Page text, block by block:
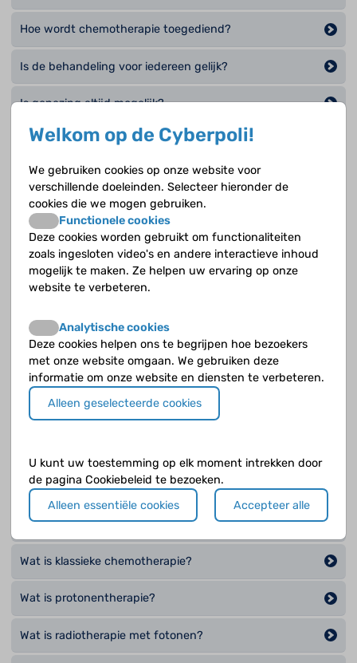
Hoe wordt chemotherapie toegediend?
Is de behandeling voor iedereen gelijk?
Is genezing altijd mogelijk?
Waar worden kinderen met een hersentumor
Waarom is het verlagen van de druk in de hersenen
soms nodig bij een hersentumor?
Wanneer en bij wie kan bestraling nodig zijn?
Wat betekent chemotherapie in de praktijk?
Wat is een kuurschema?
Wat is een neurochirurg?
Wat is gerichte therapie?
Wat is het doel van een operatie bij een hersentumor?
Wat is immunotherapie?
Wat is klassieke chemotherapie?
Wat is protonentherapie?
Wat is radiotherapie met fotonen?
Welkom op de Cyberpoli!
We gebruiken cookies op onze website voor
verschillende doeleinden. Selecteer hieronder de
cookies die we mogen gebruiken.
Functionele cookies
Deze cookies worden gebruikt om functionaliteiten
zoals ingesloten video's en andere interactieve inhoud
mogelijk te maken. Ze helpen uw ervaring op onze
website te verbeteren.
Analytische cookies
Deze cookies helpen ons te begrijpen hoe bezoekers
met onze website omgaan. We gebruiken deze
informatie om onze website en diensten te verbeteren.
Alleen geselecteerde cookies
U kunt uw toestemming op elk moment intrekken door
de pagina Cookiebeleid te bezoeken.
Alleen essentiële cookies
Accepteer alle